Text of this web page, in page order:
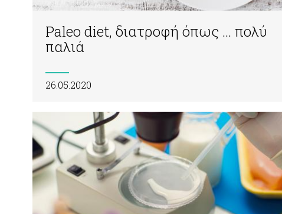
Paleo diet, διατροφή όπως … πολύ
παλιά
26.05.2020